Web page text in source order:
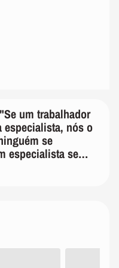
um trabalhador
especialista, nós o
se
especialista se